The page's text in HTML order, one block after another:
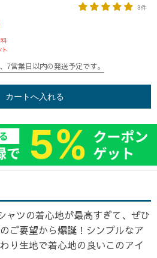
3件
7営業日以内の発送予定です。
カートへ入れる
ャツの着心地が最高すぎて、ぜひ
ご要望から爆誕！シンプルなア
り生地で着心地の良いこのアイ